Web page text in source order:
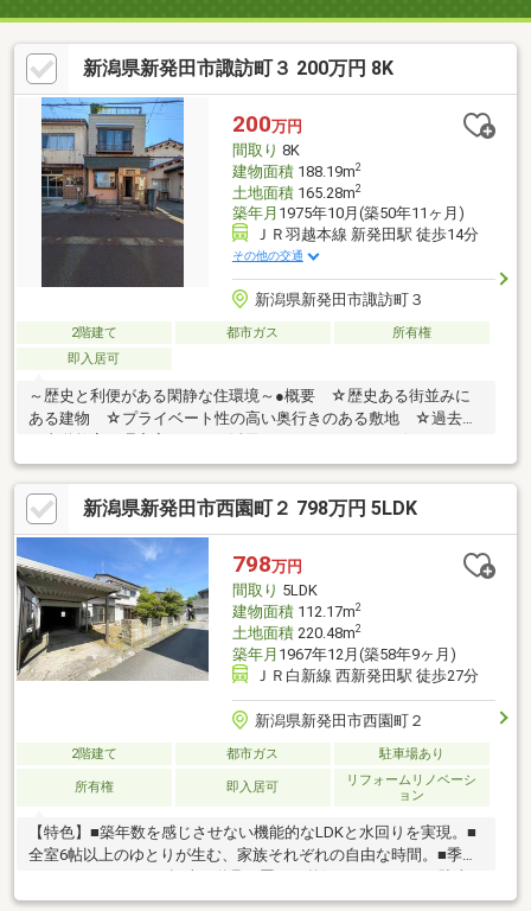
新潟県新発田市諏訪町３ 200万円 8K
200万円
間取り 8K
建物面積188.19m2
土地面積165.28m2
築年月 1975年10月(築50年11ヶ月)
ＪＲ羽越本線 新発田駅 徒歩14分
その他の交通
新潟県新発田市諏訪町３
2階建て 都市ガス
所有権
即入居可
～歴史と利便がある閑静な住環境～●概要 ☆歴史ある街並みに
ある建物 ☆プライベート性の高い奥行きのある敷地 ☆過去に
ションまたは作業場としての利用がオススメ●交通 ☆新発田
駅 徒歩8分 ☆駅前通（バス停） 徒歩8分●周辺環境 ☆イオ
ン新発田店 車7分 ☆かんだストアー 車4分 ☆新潟県立新発
田病院 車3分●備考※現況渡し
新潟県新発田市西園町２ 798万円 5LDK
798万円
間取り 5LDK
建物面積112.17m2
土地面積220.48m2
築年月 1967年12月(築58年9ヶ月)
ＪＲ白新線 西新発田駅 徒歩27分
新潟県新発田市西園町２
2階建て 都市ガス 駐車場あり
所有権 即入居可
リフォームリノベーシ
ョン
【特色】■築年数を感じさせない機能的なLDKと水回りを実現。■
全室6帖以上のゆとりが生む、家族それぞれの自由な時間。■季節
のガーデニングや、趣味の道具を置ける贅沢なスペース。■駐車
縦列2台♪（カーポート＋車庫）【小中学校】猿橋小学校 約650m